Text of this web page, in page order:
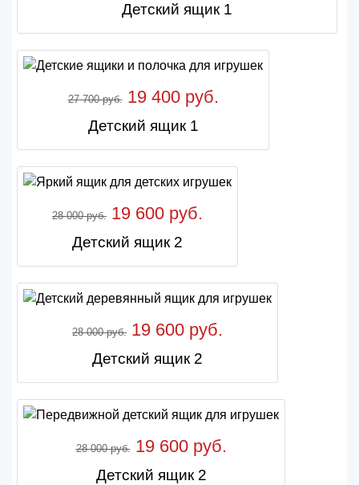
Детский ящик 1
27 700 руб.19 400 руб.
Детский ящик 1
28 000 руб. 19 600 руб.
Детский ящик 2
28 000 руб. 19 600 руб.
Детский ящик 2
28 000 руб.19 600 руб.
Детский ящик 2